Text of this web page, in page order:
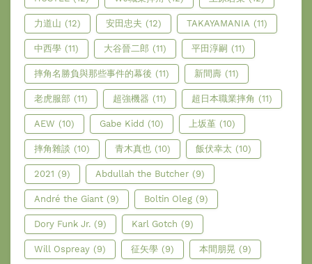
力道山 (12) 安田忠夫 (12) TAKAYAMANIA (11)
中西學 (11) 大谷晉二郎 (11) 平田淳嗣 (11)
摔角名勝負與那些事件的幕後 (11) 新間壽 (11)
老虎服部 (11) 超強機器 (11) 超日本職業摔角 (11)
AEW (10) Gabe Kidd (10) 上坂堇 (10)
摔角雜談 (10) 青木真也 (10) 飯伏幸太 (10)
2021 (9) Abdullah the Butcher (9)
André the Giant (9) Boltin Oleg (9)
Dory Funk Jr. (9) Karl Gotch (9)
Will Ospreay (9) 征矢學 (9) 本間朋晃 (9)